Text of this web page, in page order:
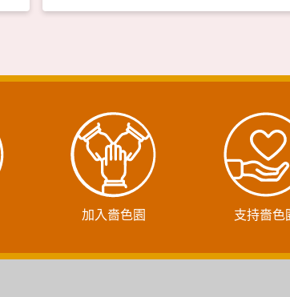
加入嗇色園 支持嗇色